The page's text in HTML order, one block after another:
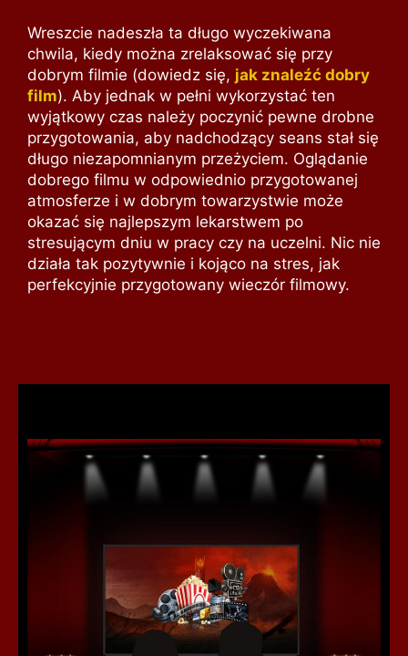
Wreszcie nadeszła ta długo wyczekiwana
chwila, kiedy można zrelaksować się przy
dobrym filmie (dowiedz się, jak znaleźć dobry
film). Aby jednak w pełni wykorzystać ten
wyjątkowy czas należy poczynić pewne drobne
przygotowania, aby nadchodzący seans stał się
długo niezapomnianym przeżyciem. Oglądanie
dobrego filmu w odpowiednio przygotowanej
atmosferze i w dobrym towarzystwie może
okazać się najlepszym lekarstwem po
stresującym dniu w pracy czy na uczelni. Nic nie
działa tak pozytywnie i kojąco na stres, jak
perfekcyjnie przygotowany wieczór filmowy.